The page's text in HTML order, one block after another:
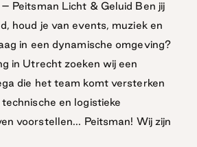
Utrecht
Peitsman Licht & Geluid Ben jij
houd je van events, muziek en
in een dynamische omgeving?
in Utrecht zoeken wij een
die het team komt versterken
en logistieke
voorstellen... Peitsman! Wij zijn